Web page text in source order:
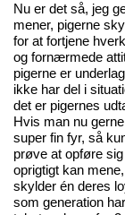
Nu er det så, jeg
mener, pigerne
for at fortjene
og fornærmede
pigerne er
ikke har del i
det er pigernes
Hvis man nu
super fin fyr, så
prøve at opføre
oprigtigt kan
skylder én deres
som generation